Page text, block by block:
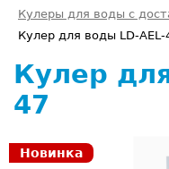
Кулеры для воды с
Кулер для воды LD-AEL-
Кулер
47
Новинка